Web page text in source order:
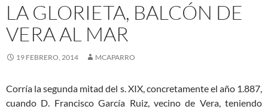
LA GLORIETA, BALCÓN DE
VERA AL MAR
19 FEBRERO, 2014 MCAPARRO
Corría la segunda mitad del s. XIX, concretamente el año 1.887,
cuando D. Francisco García Ruiz, vecino de Vera, teniendo